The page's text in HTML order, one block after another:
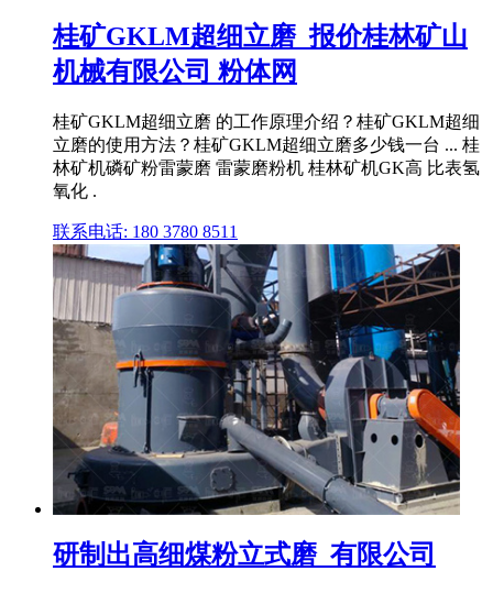
桂矿GKLM超细立磨_报价桂林矿山
机械有限公司 粉体网
桂矿GKLM超细立磨 的工作原理介绍？桂矿GKLM超细
立磨的使用方法？桂矿GKLM超细立磨多少钱一台 ... 桂
林矿机磷矿粉雷蒙磨 雷蒙磨粉机 桂林矿机GK高 比表氢
氧化 .
联系电话: 180 3780 8511
研制出高细煤粉立式磨_有限公司